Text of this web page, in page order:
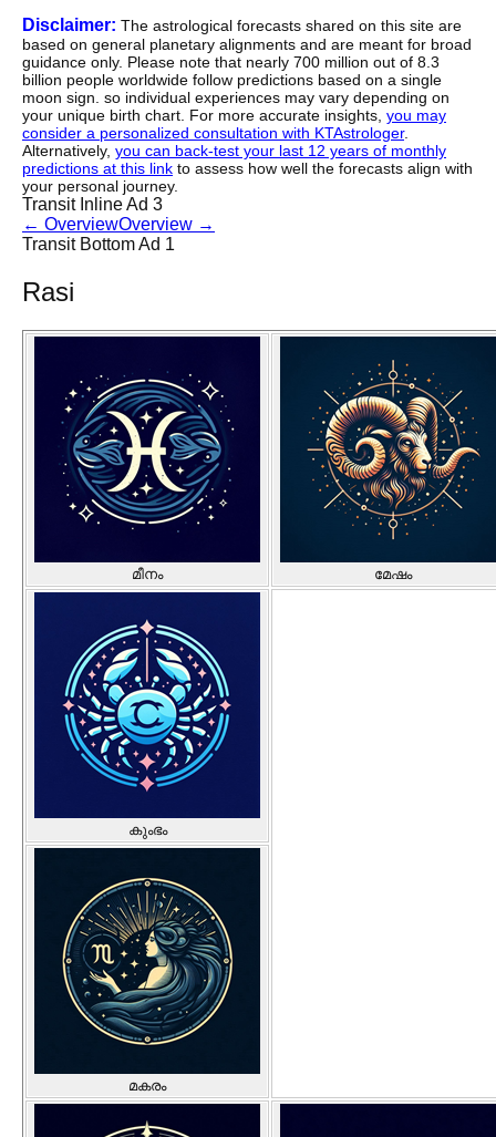
Disclaimer: The astrological forecasts shared on this site are
based on general planetary alignments and are meant for broad
guidance only. Please note that nearly 700 million out of 8.3
billion people worldwide follow predictions based on a single
moon sign. so individual experiences may vary depending on
your unique birth chart. For more accurate insights, you may
consider a personalized consultation with KTAstrologer.
Alternatively, you can back-test your last 12 years of monthly
predictions at this link to assess how well the forecasts align with
your personal journey.
Transit Inline Ad 3
← OverviewOverview →
Transit Bottom Ad 1
Rasi
മീനം മേഷം
കുംഭം
മകരം